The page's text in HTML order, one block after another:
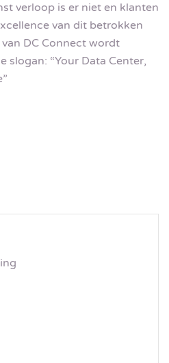
verloop is er niet en klanten
van dit betrokken
DC Connect wordt
slogan: “Your Data Center,